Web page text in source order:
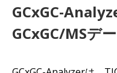
GCxGC-
GCxGC/MSデ